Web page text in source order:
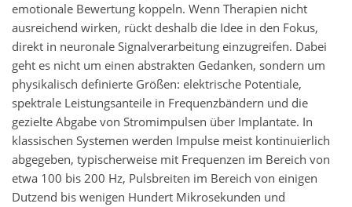
emotionale Bewertung koppeln. Wenn Therapien nicht
ausreichend wirken, rückt deshalb die Idee in den Fokus,
direkt in neuronale Signalverarbeitung einzugreifen. Dabei
geht es nicht um einen abstrakten Gedanken, sondern um
physikalisch definierte Größen: elektrische Potentiale,
spektrale Leistungsanteile in Frequenzbändern und die
gezielte Abgabe von Stromimpulsen über Implantate. In
klassischen Systemen werden Impulse meist kontinuierlich
abgegeben, typischerweise mit Frequenzen im Bereich von
etwa 100 bis 200 Hz, Pulsbreiten im Bereich von einigen
Dutzend bis wenigen Hundert Mikrosekunden und